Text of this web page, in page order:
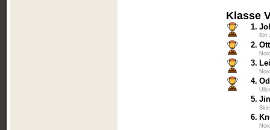
Klasse
1.
Biri
2.
3.
4.
5.
6.